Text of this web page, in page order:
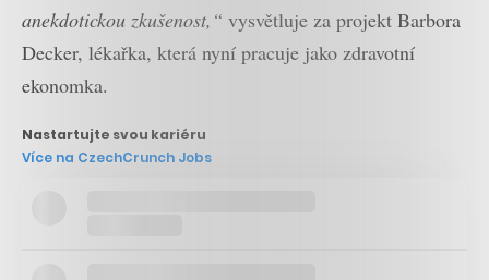
anekdotickou zkušenost,“ vysvětluje za projekt Barbora
Decker, lékařka, která nyní pracuje jako zdravotní
ekonomka.
Nastartujte svou kariéru
Více na CzechCrunch Jobs